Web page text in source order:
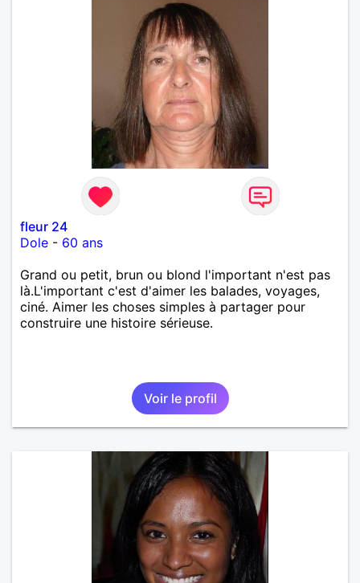
fleur 24
Dole - 60 ans
Grand ou petit, brun ou blond l'important n'est pas
là.L'important c'est d'aimer les balades, voyages,
ciné. Aimer les choses simples à partager pour
construire une histoire sérieuse.
Voir le profil